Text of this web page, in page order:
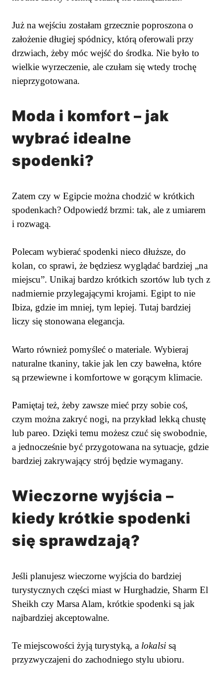
Już na wejściu zostałam grzecznie poproszona o
założenie długiej spódnicy, którą oferowali przy
drzwiach, żeby móc wejść do środka. Nie było to
wielkie wyrzeczenie, ale czułam się wtedy trochę
nieprzygotowana.
Moda i komfort – jak
wybrać idealne
spodenki?
Zatem czy w Egipcie można chodzić w krótkich
spodenkach? Odpowiedź brzmi: tak, ale z umiarem
i rozwagą.
Polecam wybierać spodenki nieco dłuższe, do
kolan, co sprawi, że będziesz wyglądać bardziej „na
miejscu”. Unikaj bardzo krótkich szortów lub tych z
nadmiernie przylegającymi krojami. Egipt to nie
Ibiza, gdzie im mniej, tym lepiej. Tutaj bardziej
liczy się stonowana elegancja.
Warto również pomyśleć o materiale. Wybieraj
naturalne tkaniny, takie jak len czy bawełna, które
są przewiewne i komfortowe w gorącym klimacie.
Pamiętaj też, żeby zawsze mieć przy sobie coś,
czym można zakryć nogi, na przykład lekką chustę
lub pareo. Dzięki temu możesz czuć się swobodnie,
a jednocześnie być przygotowana na sytuacje, gdzie
bardziej zakrywający strój będzie wymagany.
Wieczorne wyjścia –
kiedy krótkie spodenki
się sprawdzają?
Jeśli planujesz wieczorne wyjścia do bardziej
turystycznych części miast w Hurghadzie, Sharm El
Sheikh czy Marsa Alam, krótkie spodenki są jak
najbardziej akceptowalne.
Te miejscowości żyją turystyką, a lokalsi są
przyzwyczajeni do zachodniego stylu ubioru.